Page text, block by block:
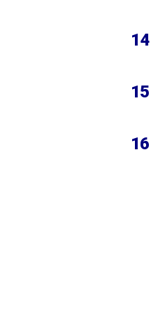
14
15
16